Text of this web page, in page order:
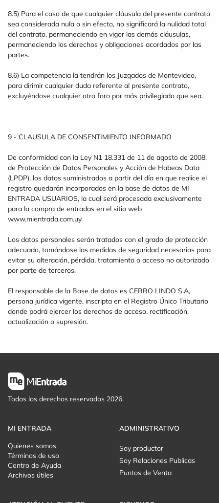
8.5) Para el caso de que cualquier cláusula del presente contrato
sea considerada nula o sin efecto, no significará la nulidad total
del contrato, permaneciendo en vigor las demás cláusulas,
permaneciendo los derechos y obligaciones acordados por las
partes.
8.6) La competencia la tendrán los Juzgados de Montevideo,
para dirimir cualquier duda referente al presente contrato,
excluyéndose cualquier otro foro por más privilegiado que sea.
9 - CLAUSULA DE CONSENTIMIENTO INFORMADO
De conformidad con la Ley N1 18.331 de 11 de agosto de 2008,
de Protección de Datos Personales y Acción de Habeas Data
(LPDP), los datos suministrados a partir del día en que realice el
registro quedarán incorporados en la base de datos de MI
ENTRADA USUARIOS, la cual será procesada exclusivamente
para la compra de entradas en el sitio web
www.mientrada.com.uy
Los datos personales serán tratados con el grado de protección
adecuado, tomándose las medidas de seguridad necesarias para
evitar su alteración, pérdida, tratamiento o acceso no autorizado
por parte de terceros.
El responsable de la Base de datos es CERRO LINDO S.A,
persona jurídica vigente, inscripta en el Registro Único Tributario
donde podrá ejercer los derechos de acceso, rectificación,
actualización o supresión.
Todos los derechos reservados 2026.
MI ENTRADA
Quienes somos
Términos de uso
Centro de Ayuda
Archivos útiles
ADMINISTRATIVO
Soy productor
Soy Relaciones Publicas
Puntos de Venta